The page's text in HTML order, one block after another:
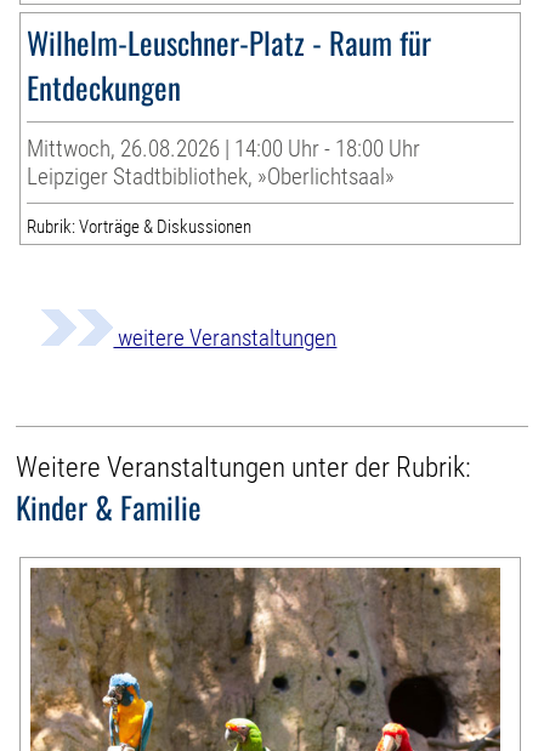
Wilhelm-Leuschner-Platz - Raum für
Entdeckungen
Mittwoch, 26.08.2026 | 14:00 Uhr - 18:00 Uhr
Leipziger Stadtbibliothek, »Oberlichtsaal»
Rubrik: Vorträge & Diskussionen
weitere Veranstaltungen
Weitere Veranstaltungen unter der Rubrik:
Kinder & Familie